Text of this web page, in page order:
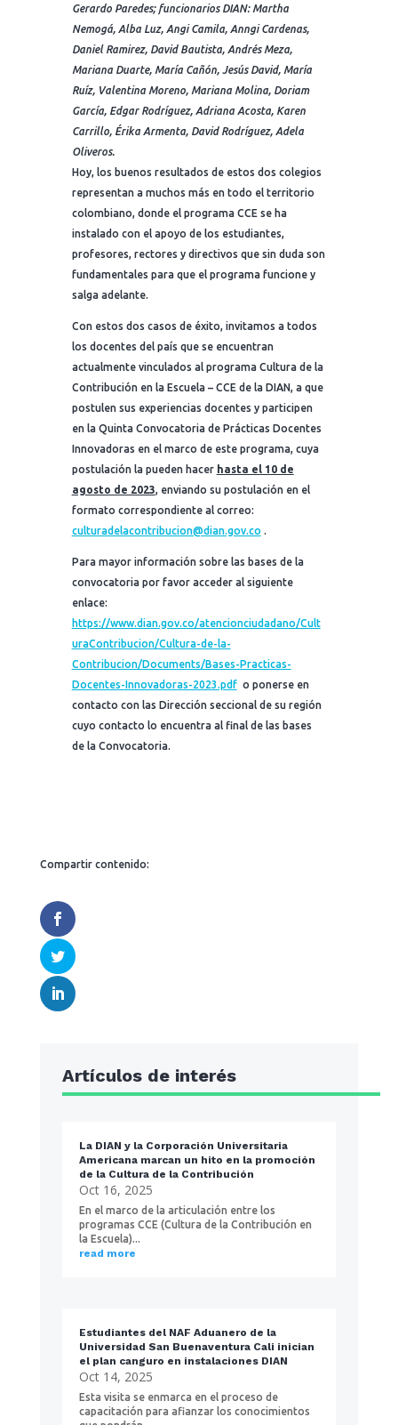
Gerardo Paredes; funcionarios DIAN: Martha
Nemogá, Alba Luz, Angi Camila, Anngi Cardenas,
Daniel Ramirez, David Bautista, Andrés Meza,
Mariana Duarte, María Cañón, Jesús David, María
Ruíz, Valentina Moreno, Mariana Molina, Doriam
García, Edgar Rodríguez, Adriana Acosta, Karen
Carrillo, Érika Armenta, David Rodríguez, Adela
Oliveros.
Hoy, los buenos resultados de estos dos colegios
representan a muchos más en todo el territorio
colombiano, donde el programa CCE se ha
instalado con el apoyo de los estudiantes,
profesores, rectores y directivos que sin duda son
fundamentales para que el programa funcione y
salga adelante.
Con estos dos casos de éxito, invitamos a todos
los docentes del país que se encuentran
actualmente vinculados al programa Cultura de la
Contribución en la Escuela – CCE de la DIAN, a que
postulen sus experiencias docentes y participen
en la Quinta Convocatoria de Prácticas Docentes
Innovadoras en el marco de este programa, cuya
postulación la pueden hacer hasta el 10 de
agosto de 2023, enviando su postulación en el
formato correspondiente al correo:
culturadelacontribucion@dian.gov.co.
Para mayor información sobre las bases de la
convocatoria por favor acceder al siguiente
enlace:
https://www.dian.gov.co/atencionciudadano/Cult
uraContribucion/Cultura-de-la-
Contribucion/Documents/Bases-Practicas-
Docentes-Innovadoras-2023.pdfo ponerse en
contacto con las Dirección seccional de su región
cuyo contacto lo encuentra al final de las bases
de la Convocatoria.
Compartir contenido:
Artículos de interés
La DIAN y la Corporación Universitaria
Americana marcan un hito en la promoción
de la Cultura de la Contribución
Oct 16, 2025
En el marco de la articulación entre los
programas CCE (Cultura de la Contribución en
la Escuela)...
read more
Estudiantes del NAF Aduanero de la
Universidad San Buenaventura Cali inician
el plan canguro en instalaciones DIAN
Oct 14, 2025
Esta visita se enmarca en el proceso de
capacitación para afianzar los conocimientos